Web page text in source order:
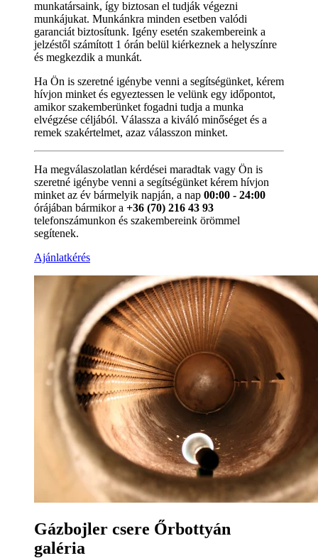
munkatársaink, így biztosan el tudják végezni
munkájukat. Munkánkra minden esetben valódi
garanciát biztosítunk. Igény esetén szakembereink a
jelzéstől számított 1 órán belül kiérkeznek a helyszínre
és megkezdik a munkát.
Ha Ön is szeretné igénybe venni a segítségünket, kérem
hívjon minket és egyeztessen le velünk egy időpontot,
amikor szakemberünket fogadni tudja a munka
elvégzése céljából. Válassza a kiváló minőséget és a
remek szakértelmet, azaz válasszon minket.
Ha megválaszolatlan kérdései maradtak vagy Ön is
szeretné igénybe venni a segítségünket kérem hívjon
minket az év bármelyik napján, a nap 00:00 - 24:00
órájában bármikor a +36 (70) 216 43 93
telefonszámunkon és szakembereink örömmel
segítenek.
Ajánlatkérés
Gázbojler csere Őrbottyán
galéria